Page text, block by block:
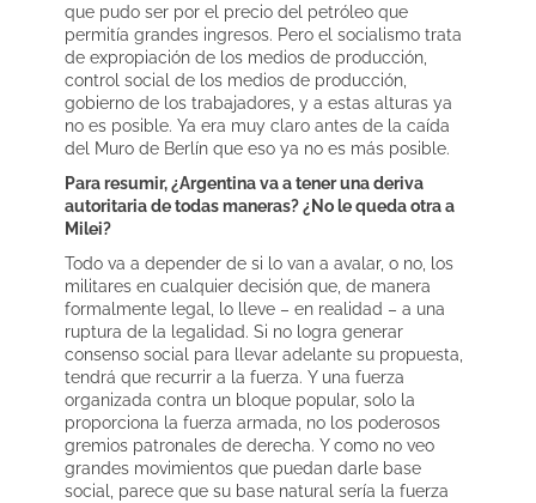
que pudo ser por el precio del petróleo que
permitía grandes ingresos. Pero el socialismo trata
de expropiación de los medios de producción,
control social de los medios de producción,
gobierno de los trabajadores, y a estas alturas ya
no es posible. Ya era muy claro antes de la caída
del Muro de Berlín que eso ya no es más posible.
Para resumir, ¿Argentina va a tener una deriva
autoritaria de todas maneras? ¿No le queda otra a
Milei?
Todo va a depender de si lo van a avalar, o no, los
militares en cualquier decisión que, de manera
formalmente legal, lo lleve – en realidad – a una
ruptura de la legalidad. Si no logra generar
consenso social para llevar adelante su propuesta,
tendrá que recurrir a la fuerza. Y una fuerza
organizada contra un bloque popular, solo la
proporciona la fuerza armada, no los poderosos
gremios patronales de derecha. Y como no veo
grandes movimientos que puedan darle base
social, parece que su base natural sería la fuerza